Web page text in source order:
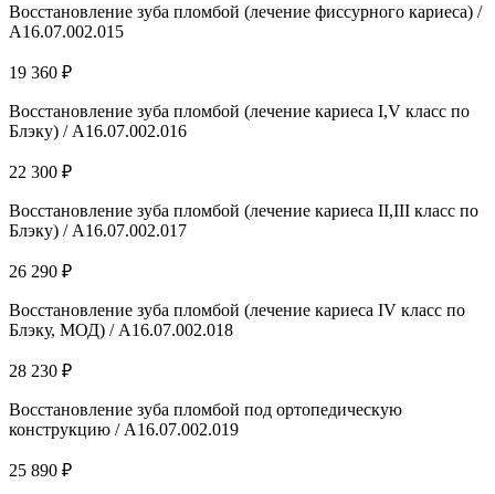
Восстановление зуба пломбой (лечение фиссурного кариеса) /
А16.07.002.015
19 360 ₽
Восстановление зуба пломбой (лечение кариеса I,V класс по
Блэку) / А16.07.002.016
22 300 ₽
Восстановление зуба пломбой (лечение кариеса II,III класс по
Блэку) / А16.07.002.017
26 290 ₽
Восстановление зуба пломбой (лечение кариеса IV класс по
Блэку, МОД) / А16.07.002.018
28 230 ₽
Восстановление зуба пломбой под ортопедическую
конструкцию / А16.07.002.019
25 890 ₽